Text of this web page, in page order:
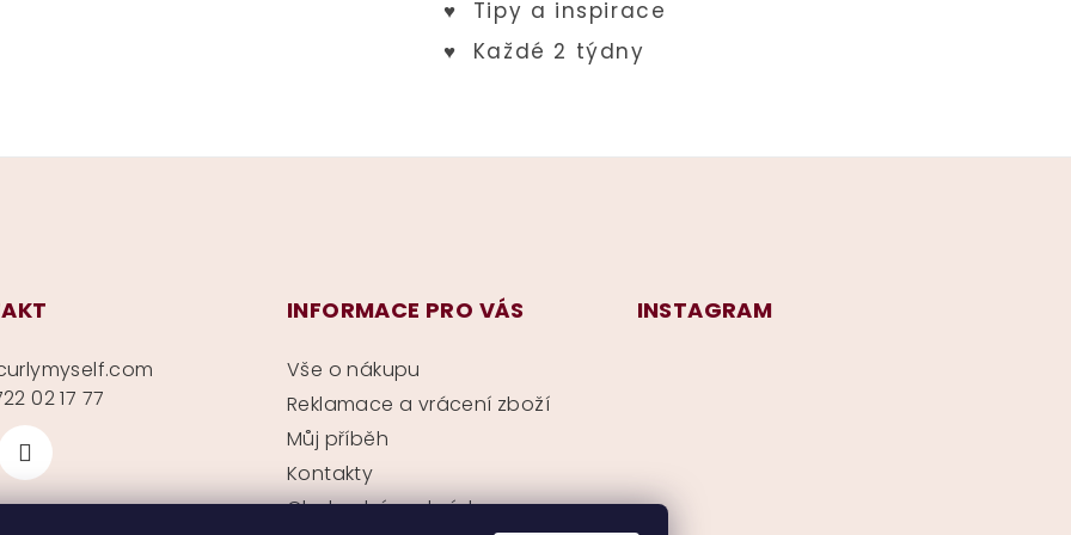
02 17 77
INFORMACE PRO VÁS
Vše o nákupu
Reklamace a vrácení zboží
Můj příběh
Kontakty
Obchodní podmínky
INSTAGRAM